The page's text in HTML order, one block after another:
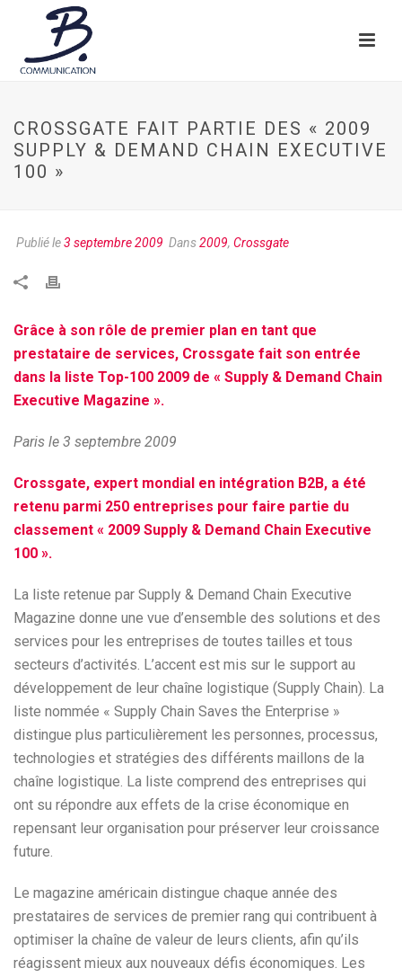
CROSSGATE FAIT PARTIE DES « 2009
SUPPLY & DEMAND CHAIN EXECUTIVE
100 »
Publié le3 septembre 2009 Dans2009, Crossgate
Grâce à son rôle de premier plan en tant que
prestataire de services, Crossgate fait son entrée
dans la liste Top-100 2009 de « Supply & Demand Chain
Executive Magazine ».
Paris le 3 septembre 2009
Crossgate, expert mondial en intégration B2B, a été
retenu parmi 250 entreprises pour faire partie du
classement « 2009 Supply & Demand Chain Executive
100 ».
La liste retenue par Supply & Demand Chain Executive
Magazine donne une vue d’ensemble des solutions et des
services pour les entreprises de toutes tailles et tous
secteurs d’activités. L’accent est mis sur le support au
développement de leur chaîne logistique (Supply Chain). La
liste nommée « Supply Chain Saves the Enterprise »
distingue plus particulièrement les personnes, processus,
technologies et stratégies des différents maillons de la
chaîne logistique. La liste comprend des entreprises qui
ont su répondre aux effets de la crise économique en
repensant leur organisation pour préserver leur croissance
future.
Le magazine américain distingue chaque année des
prestataires de services de premier rang qui contribuent à
optimiser la chaîne de valeur de leurs clients, afin qu’ils
réagissent mieux aux nouveaux défis économiques. Les